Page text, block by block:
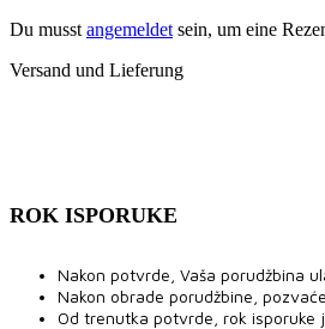
Du musst angemeldet sein, um eine
Versand und Lieferung
ROK ISPORUKE
Nakon potvrde, Vaša porudžbina
Nakon obrade porudžbine,
Od trenutka potvrde, rok isporuke